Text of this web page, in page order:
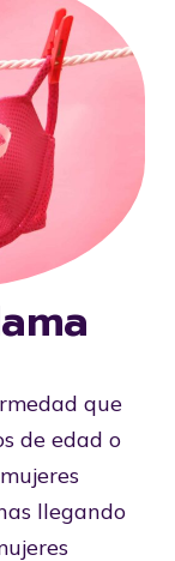
que
de edad o
llegando